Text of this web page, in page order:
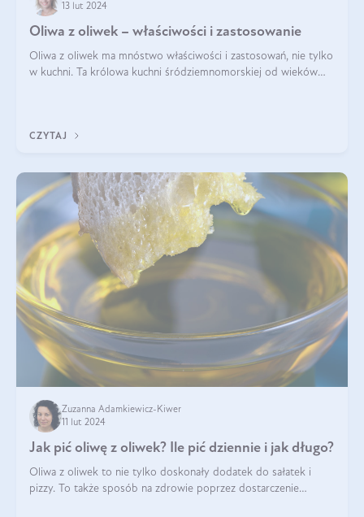
13 lut 2024
Oliwa z oliwek – właściwości i zastosowanie
Oliwa z oliwek ma mnóstwo właściwości i zastosowań, nie tylko
w kuchni. Ta królowa kuchni śródziemnomorskiej od wieków
CZYTAJ
Zuzanna Adamkiewicz-Kiwer
11 lut 2024
Jak pić oliwę z oliwek? Ile pić dziennie i jak długo?
Oliwa z oliwek to nie tylko doskonały dodatek do sałatek i
pizzy. To także sposób na zdrowie poprzez dostarczenie